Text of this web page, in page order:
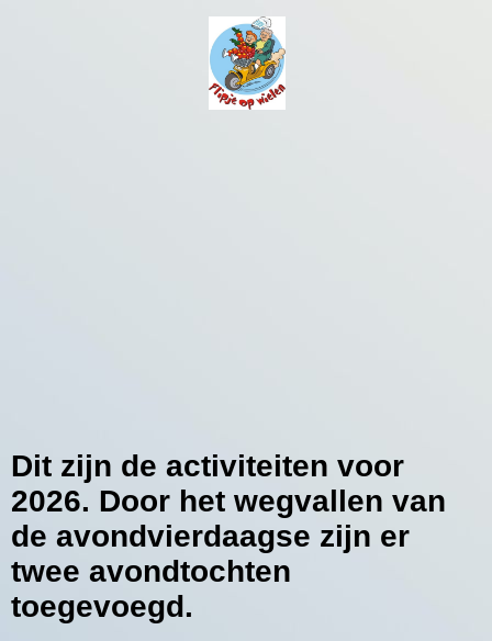
Dit zijn de activiteiten voor
2026. Door het wegvallen van
de avondvierdaagse zijn er
twee avondtochten
toegevoegd.